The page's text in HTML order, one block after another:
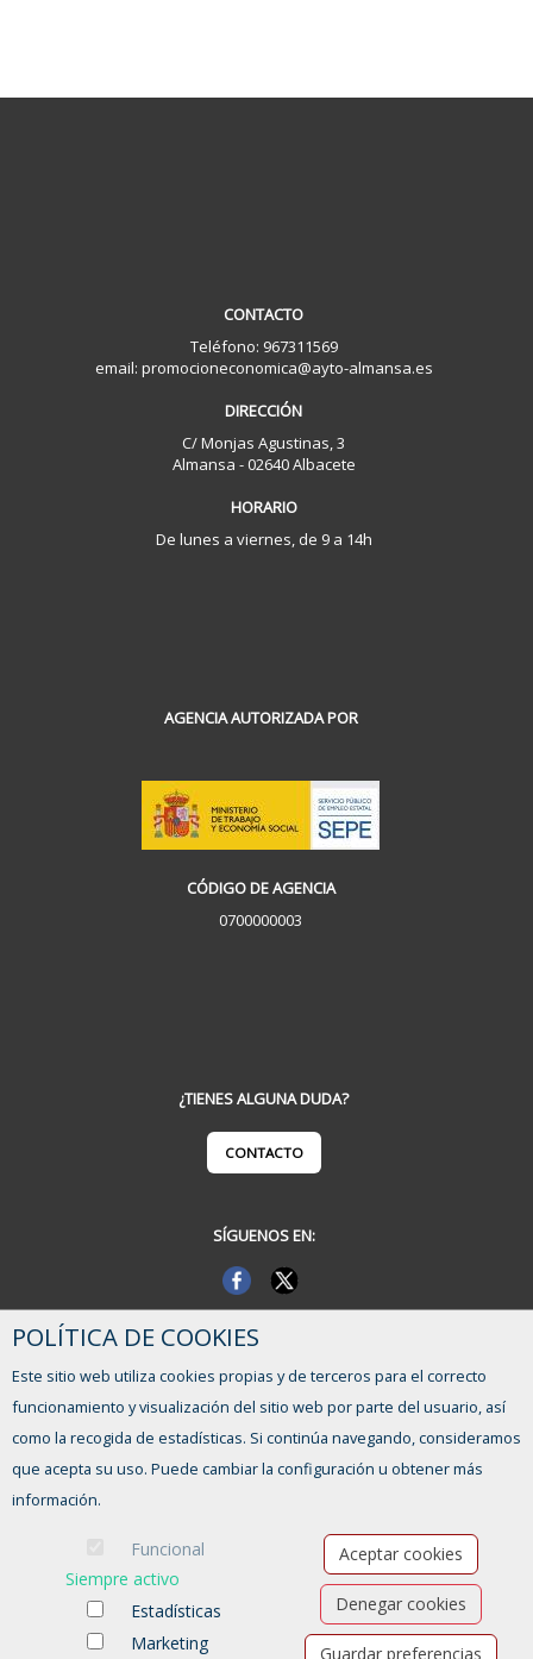
CONTACTO
Teléfono: 967311569
email: promocioneconomica@ayto-almansa.es
DIRECCIÓN
C/ Monjas Agustinas, 3
Almansa - 02640 Albacete
HORARIO
De lunes a viernes, de 9 a 14h
AGENCIA AUTORIZADA POR
CÓDIGO DE AGENCIA
0700000003
¿TIENES ALGUNA DUDA?
CONTACTO
SÍGUENOS EN:
POLÍTICA DE COOKIES
Este sitio web utiliza cookies propias y de terceros para el correcto
funcionamiento y visualización del sitio web por parte del usuario, así
como la recogida de estadísticas. Si continúa navegando, consideramos
que acepta su uso. Puede cambiar la configuración u obtener más
información.
Funcional
Siempre activo
Estadísticas
Marketing
Aceptar cookies
Denegar cookies
Guardar preferencias